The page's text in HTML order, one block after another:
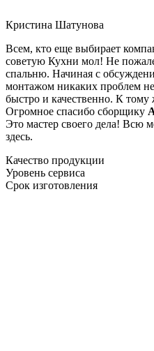
Кристина Шатунова
Всем, кто еще выбирает
советую Кухни мол! Не
спальню. Начиная с
монтажом никаких проблем
быстро и качественно. К
Огромное спасибо сборщику
Это мастер своего дела! Всю
здесь.
Качество продукции
Уровень сервиса
Срок изготовления